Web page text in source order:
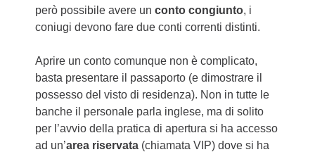
però possibile avere unconto congiunto, i
coniugi devono fare due conti correnti distinti.
Aprire un conto comunque non è complicato,
basta presentare il passaporto (e dimostrare il
possesso del visto di residenza). Non in tutte le
banche il personale parla inglese, ma di solito
per l’avvio della pratica di apertura si ha accesso
ad un’area riservata (chiamata VIP) dove si ha